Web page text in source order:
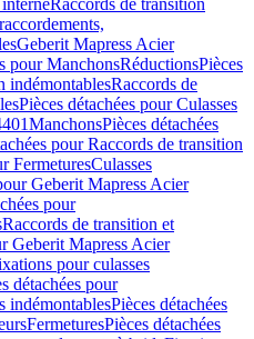
Raccords de transition
Geberit Mapress Acier
pour ManchonsRéductionsPièces
indémontablesRaccords de
Pièces détachées pour Culasses
ManchonsPièces détachées
pour Raccords de transition
FermeturesCulasses
Geberit Mapress Acier
pour
Raccords de transition et
Geberit Mapress Acier
pour culasses
détachées pour
indémontablesPièces détachées
FermeturesPièces détachées